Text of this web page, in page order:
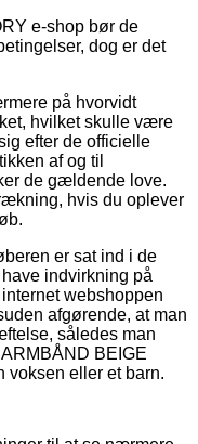
e-shop bør de
dog er det
på hvorvidt
hvilket skulle være
efter de officielle
af og til
de gældende love.
hvis du oplever
er sat ind i de
indvirkning på
webshoppen
afgørende, at man
således man
BEIGE
voksen eller et barn.